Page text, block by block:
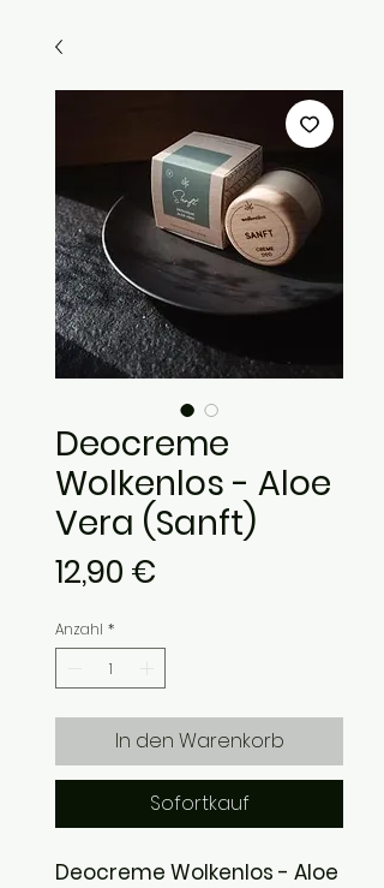
Deocreme
Wolkenlos - Aloe
Vera (Sanft)
12,90 €
Anzahl *
In den Warenkorb
Sofortkauf
Deocreme Wolkenlos - Aloe